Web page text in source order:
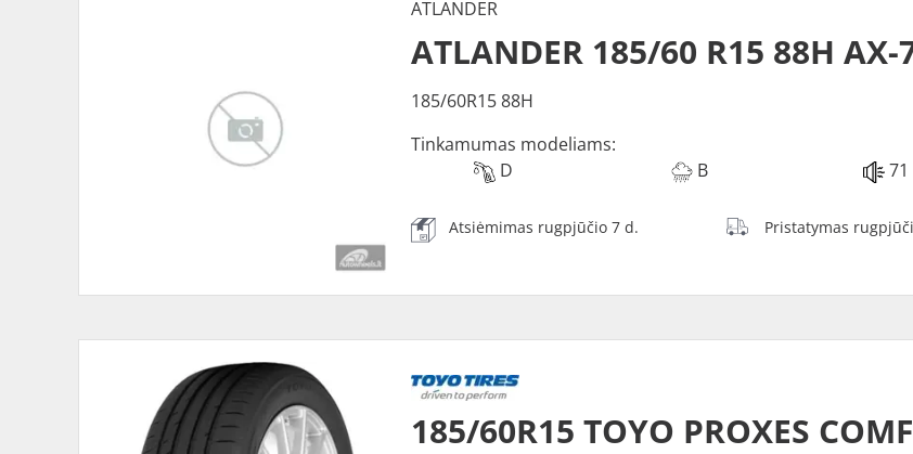
ATLANDER
ATLANDER 185/60 R15 88H AX-
185/60R15 88H
Tinkamumas modeliams:
D
B 71
Atsiėmimas rugpjūčio 7 d. Pristatymas
185/60R15 TOYO PROXES